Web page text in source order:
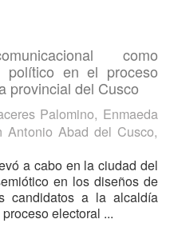
como
político en el proceso
provincial del Cusco
Palomino, Enmaeda
Antonio Abad del Cusco,
a cabo en la ciudad del
en los diseños de
candidatos a la alcaldía
electoral ...